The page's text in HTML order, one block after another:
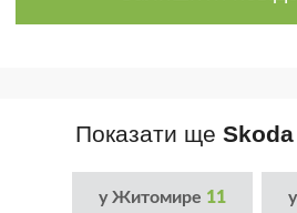
Показати ще
у Житомире 11